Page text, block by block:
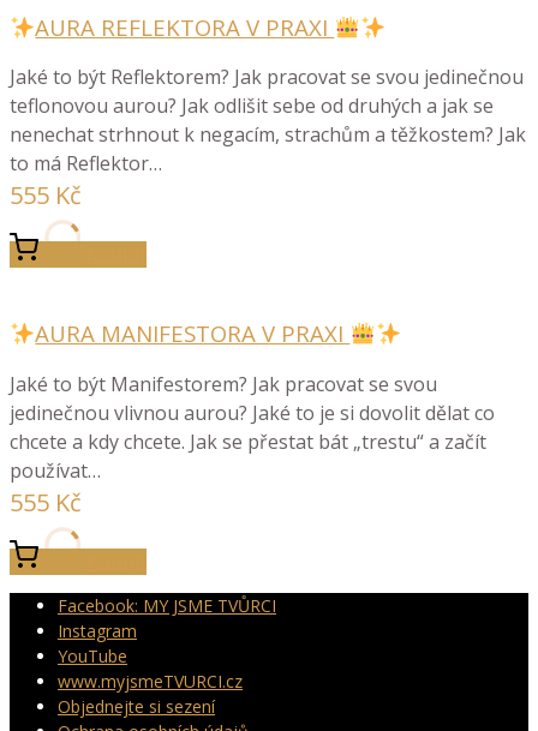
AURA REFLEKTORA V PRAXI
Jaké to být Reflektorem? Jak pracovat se svou jedinečnou
teflonovou aurou? Jak odlišit sebe od druhých a jak se
nenechat strhnout k negacím, strachům a těžkostem? Jak
to má Reflektor…
555 Kč
AURA MANIFESTORA V PRAXI
Jaké to být Manifestorem? Jak pracovat se svou
jedinečnou vlivnou aurou? Jaké to je si dovolit dělat co
chcete a kdy chcete. Jak se přestat bát „trestu“ a začít
používat…
555 Kč
Facebook: MY JSME TVŮRCI
Instagram
YouTube
www.myjsmeTVURCI.cz
Objednejte si sezení